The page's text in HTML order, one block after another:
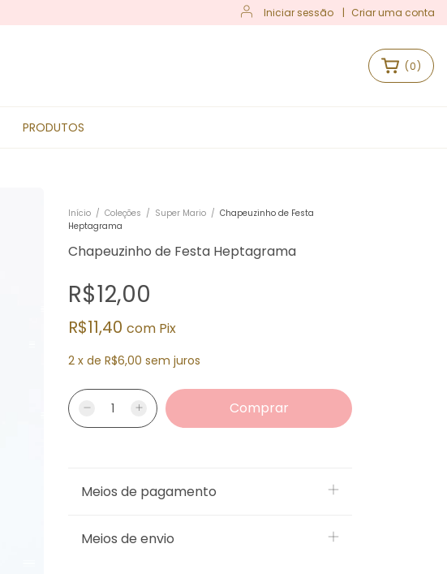
Iniciar sessão | Criar uma conta
(0)
PRODUTOS
Início / Coleções / Super Mario / Chapeuzinho de Festa
Heptagrama
Chapeuzinho de Festa Heptagrama
R$12,00
R$11,40 com Pix
2 x de R$6,00 sem juros
Meios de pagamento
Meios de envio